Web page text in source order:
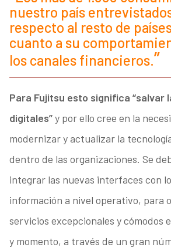
nuestro país
respecto al resto de
cuanto a su
los canales financieros.
Para Fujitsu esto significa “salvar
digitales”y por ello cree en la
modernizar y actualizar la
dentro de las organizaciones. Se
integrar las nuevas interfaces con
información a nivel operativo, para
servicios excepcionales y cómodos
y momento, a través de un gran